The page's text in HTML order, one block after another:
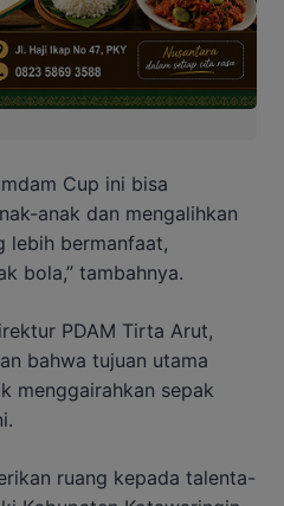
Cup ini bisa
anak dan mengalihkan
lebih bermanfaat,
bola,” tambahnya.
PDAM Tirta Arut,
bahwa tujuan utama
menggairahkan sepak
ruang kepada talenta-